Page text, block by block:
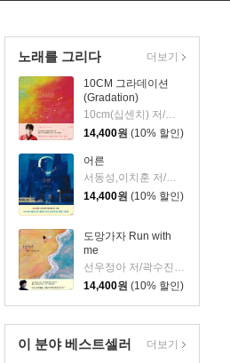
노래를 그리다
10CM 그라데이션
(Gradation)
10cm(십센치) 저/곽수진 그림
14,400원 (10% 할인)
어른
서동성,이치훈 저/곽수진 그림
14,400원 (10% 할인)
도망가자 Run with
me
14,400원 (10% 할인)
더보기
이 분야 베스트셀러 더보기